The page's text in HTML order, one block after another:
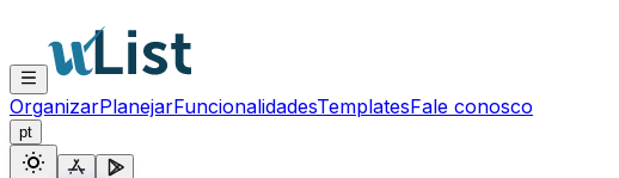
OrganizarPlanejarFuncionalidadesTemplatesFale conosco
pt